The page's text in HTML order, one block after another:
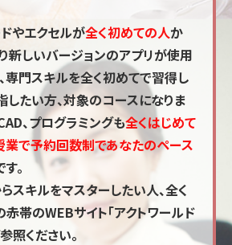
やエクセルが全く初めての人か
新しいバージョンのアプリが使用
専門スキルを全く初めてで習得し
たい方、対象のコースになりま
、プログラミングも全くはじめて
業で予約回数制であなたのペース
す。
スキルをマスターしたい人、全く
赤帯のWEBサイト「アクトワールド
照ください。